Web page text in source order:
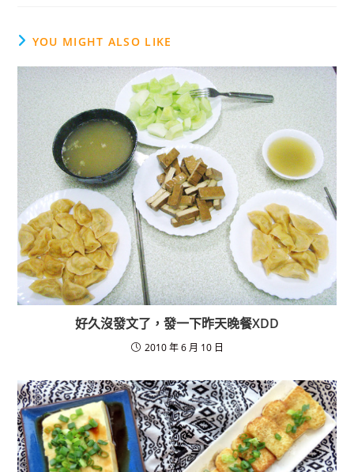
e
b
o
o
k
YOU MIGHT ALSO LIKE
好久沒發文了，發一下昨天晚餐XDD
2010 年 6 月 10 日